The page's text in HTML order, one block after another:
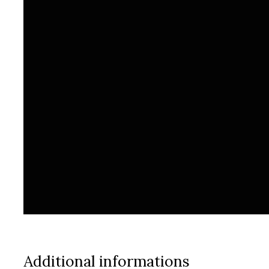
Additional informations